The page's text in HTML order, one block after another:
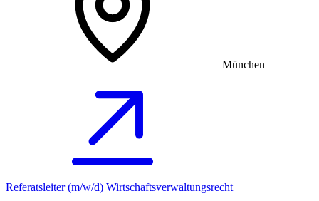
München
Referatsleiter (m/w/d) Wirtschaftsverwaltungsrecht